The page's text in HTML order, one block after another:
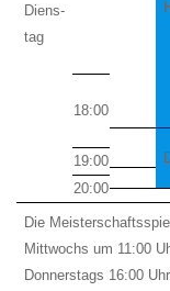
Diens-
tag
18:00
19:00
20:00
Die
Mittwochs um 11:00
Donnerstags 16:00